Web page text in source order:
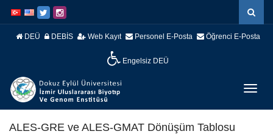
atla
Navigasyona
atla
DEÜ DEBİS Web Kayıt Personel E-Posta Öğrenci E-Posta
Engelsiz DEÜ
ALES-GRE ve ALES-GMAT Dönüşüm Tablosu